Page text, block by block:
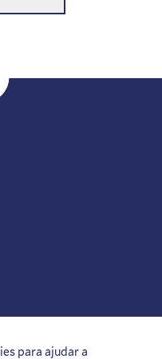
para ajudar a